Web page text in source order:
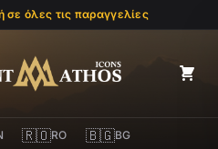
όλες τις παραγγελίες
Mount Athos Icons
🇷🇴RO 🇧🇬BG